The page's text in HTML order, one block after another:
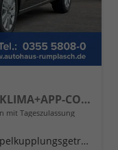
LIFE AHK+ACC+KAMERA+SHZ+KLIMA+APP-CONNECT
mit Tageszulassung
Doppelkupplungsgetriebe (DSG)